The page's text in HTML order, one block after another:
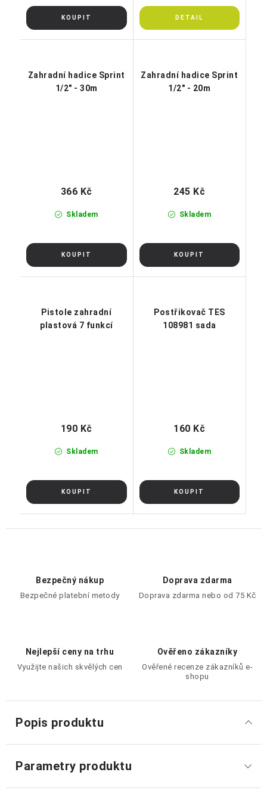
Zahradní hadice Sprint
1/2" - 30m
Skladem
366 Kč
Zahradní hadice Sprint
1/2" - 20m
Skladem
245 Kč
Pistole zahradní
plastová 7 funkcí
Skladem
190 Kč
Postřikovač TES
108981 sada
Skladem
160 Kč
Bezpečný nákup
Bezpečné platební metody
Doprava zdarma
Doprava zdarma nebo od 75 Kč
Nejlepší ceny na trhu
Využijte našich skvělých cen
Ověřeno zákazníky
Ověřené recenze zákazníků e-
shopu
Popis produktu
Parametry produktu